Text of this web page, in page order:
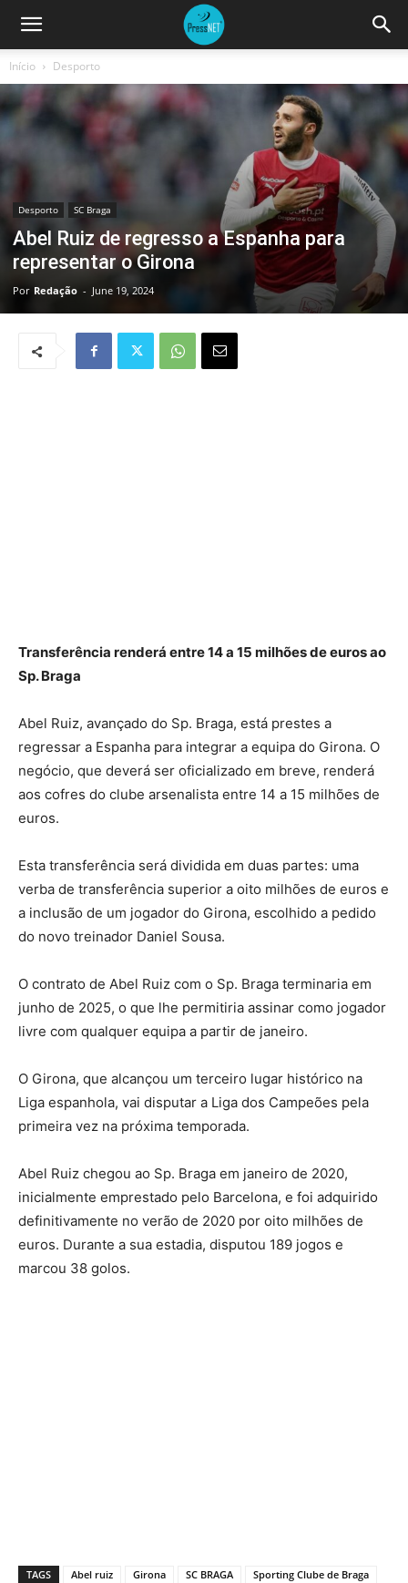
Início Desporto
Desporto SC Braga
Abel Ruiz de regresso a Espanha para
representar o Girona
Por Redação - June 19, 2024
Transferência renderá entre 14 a 15 milhões de euros ao
Sp. Braga
Abel Ruiz, avançado do Sp. Braga, está prestes a
regressar a Espanha para integrar a equipa do Girona. O
negócio, que deverá ser oficializado em breve, renderá
aos cofres do clube arsenalista entre 14 a 15 milhões de
euros.
Esta transferência será dividida em duas partes: uma
verba de transferência superior a oito milhões de euros e
a inclusão de um jogador do Girona, escolhido a pedido
do novo treinador Daniel Sousa.
O contrato de Abel Ruiz com o Sp. Braga terminaria em
junho de 2025, o que lhe permitiria assinar como jogador
livre com qualquer equipa a partir de janeiro.
O Girona, que alcançou um terceiro lugar histórico na
Liga espanhola, vai disputar a Liga dos Campeões pela
primeira vez na próxima temporada.
Abel Ruiz chegou ao Sp. Braga em janeiro de 2020,
inicialmente emprestado pelo Barcelona, e foi adquirido
definitivamente no verão de 2020 por oito milhões de
euros. Durante a sua estadia, disputou 189 jogos e
marcou 38 golos.
TAGS Abel ruiz Girona SC BRAGA Sporting Clube de Braga